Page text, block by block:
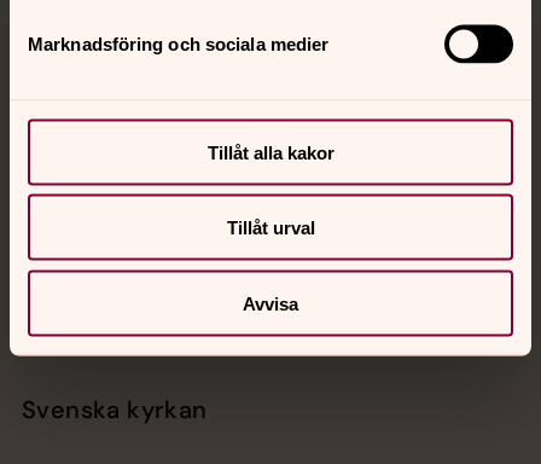
Marknadsföring och sociala medier
Tillåt alla kakor
Tillåt urval
Avvisa
med en präst på kvällar och nätter.
Digitalt brev
Svenska kyrkan